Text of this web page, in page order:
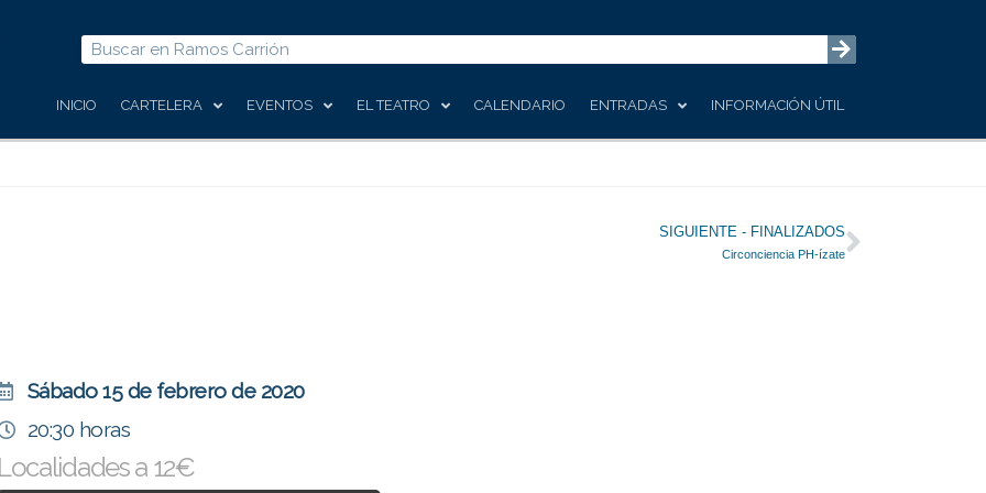
INICIO CARTELERA EVENTOS EL TEATRO CALENDARIO ENTRADAS INFORMACIÓN ÚTIL
SIGUIENTE - FINALIZADOS
Circonciencia PH-ízate
Siguiente
Sábado 15 de febrero de 2020
20:30 horas
Localidades a 12€